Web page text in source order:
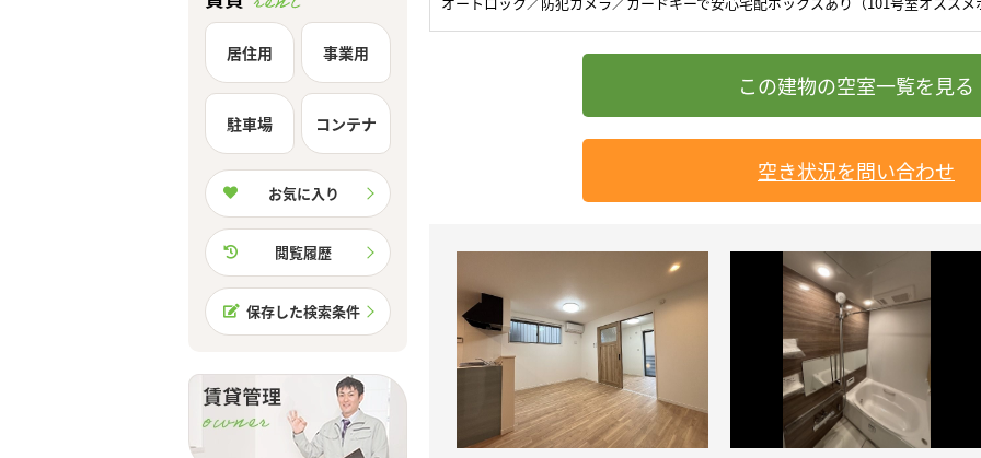
空き状況を問い合わせ
居住用 事業用
駐車場 コンテナ
お気に入り
閲覧履歴
保存した検索条件